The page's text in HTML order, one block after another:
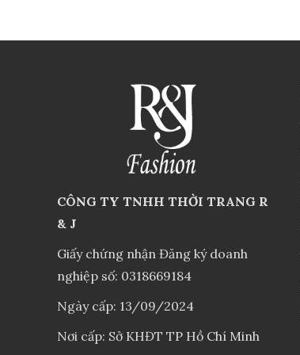
CÔNG TY TNHH THỜI TRANG R
& J
Giấy chứng nhận Đăng ký doanh
nghiệp số: 0318669184
Ngày cấp: 13/09/2024
Nơi cấp: Sở KHĐT TP Hồ Chí Minh